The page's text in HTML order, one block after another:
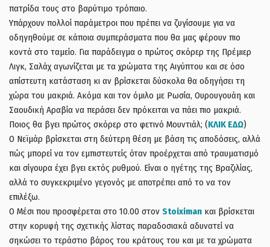
πατρίδα τους στο βαρύτιμο τρόπαιο.
Υπάρχουν πολλοί παράμετροι που πρέπει να ζυγίσουμε για να
οδηγηθούμε σε κάποια συμπεράσματα που θα μας φέρουν πιο
κοντά στο ταμείο. Για παράδειγμα ο πρώτος σκόρερ της Πρέμιερ
Λιγκ, Σαλάχ αγωνίζεται με τα χρώματα της Αιγύπτου και σε όσο
απίστευτη κατάσταση κι αν βρίσκεται δύσκολα θα οδηγήσει τη
χώρα του μακριά. Ακόμα και τον όμιλο με Ρωσία, Ουρουγουάη και
Σαουδική Αραβία να περάσει δεν πρόκειται να πάει πιο μακριά.
Ποιος θα βγει πρώτος σκόρερ στο φετινό Μουντιάλ; (ΚΛΙΚ ΕΔΩ)
Ο Νεϊμάρ βρίσκεται στη δεύτερη θέση με βάση τις αποδόσεις, αλλά
πώς μπορεί να τον εμπιστευτείς όταν προέρχεται από τραυματισμό
και σίγουρα έχει βγει εκτός ρυθμού. Είναι ο ηγέτης της Βραζιλίας,
αλλά το συγκεκριμένο γεγονός με αποτρέπει από το να τον
επιλέξω.
Ο Μέσι που προσφέρεται στο 10.00 στον Stoiximan και βρίσκεται
στην κορυφή της σχετικής λίστας παραδοσιακά αδυνατεί να
σηκώσει το τεράστιο βάρος του κράτους του και με τα χρώματα